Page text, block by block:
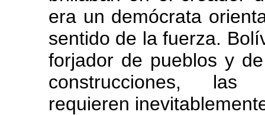
era un demócrata
sentido de la fuerza.
forjador de pueblos y
construcciones, las
requieren